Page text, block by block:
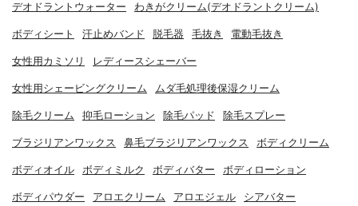
デオドラントウォーター わきがクリーム(デオドラントクリーム)
ボディシート 汗止めバンド 脱毛器 毛抜き 電動毛抜き
女性用カミソリ レディースシェーバー
女性用シェービングクリーム ムダ毛処理後保湿クリーム
除毛クリーム 抑毛ローション 除毛パッド 除毛スプレー
ブラジリアンワックス 鼻毛ブラジリアンワックス ボディクリーム
ボディオイル ボディミルク ボディバター ボディローション
ボディパウダー アロエクリーム アロエジェル シアバター